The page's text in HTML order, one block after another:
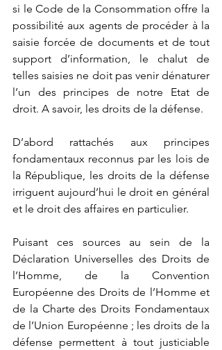
si le Code de la Consommation offre la
possibilité aux agents de procéder à la
saisie forcée de documents et de tout
support d’information, le chalut de
telles saisies ne doit pas venir dénaturer
l’un des principes de notre Etat de
droit. A savoir, les droits de la défense.
D’abord rattachés aux principes
fondamentaux reconnus par les lois de
la République, les droits de la défense
irriguent aujourd’hui le droit en général
et le droit des affaires en particulier.
Puisant ces sources au sein de la
Déclaration Universelles des Droits de
l’Homme, de la Convention
Européenne des Droits de l’Homme et
de la Charte des Droits Fondamentaux
de l’Union Européenne ; les droits de la
défense permettent à tout justiciable